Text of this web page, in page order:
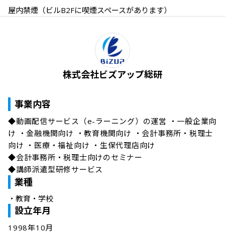
屋内禁煙（ビルB2Fに喫煙スペースがあります）
株式会社ビズアップ総研
事業内容
◆動画配信サービス（e-ラーニング）の運営 ・一般企業向
け ・金融機関向け ・教育機関向け ・会計事務所・税理士
向け ・医療・福祉向け ・生保代理店向け
◆会計事務所・税理士向けのセミナー
◆講師派遣型研修サービス
業種
・ 教育・学校
設立年月
1998年10月